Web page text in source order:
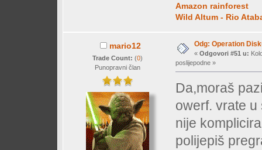
Amazon rainforest
Wild Altum - Rio
mario12
Trade Count: (0)
Punopravni član
Odg: Operation
« Odgovori #51 u:
poslijepodne »
Da,moraš
owerf. vrate
nije
polijepiš